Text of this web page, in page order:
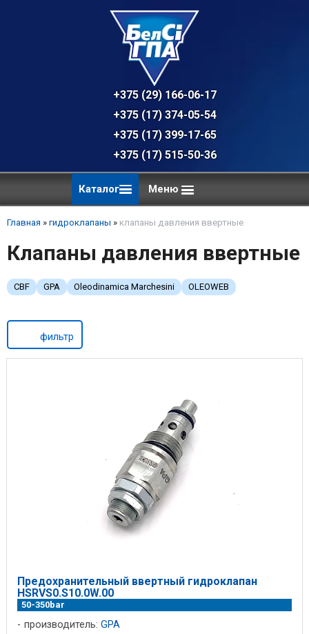
+375 (29) 166-06-17 - техническая
+375 (17) 374-05-54 - общий отдел,
+375 (17) 399-17-65
+375 (17) 515-50-36
Каталог Меню
Главная » гидроклапаны » клапаны давления ввертные
Клапаны давления ввертные
CBF GPA Oleodinamica Marchesini OLEOWEB
фильтр
Предохранительный ввертный гидроклапан
HSRVS0.S10.0W.00
50-350bar
производитель: GPA